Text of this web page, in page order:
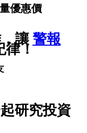
優惠價
讓 警報
律！
研究投資